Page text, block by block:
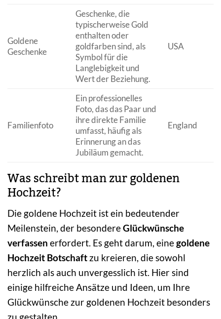
Goldene
Geschenke
Geschenke, die
typischerweise Gold
enthalten oder
goldfarben sind, als
Symbol für die
Langlebigkeit und
Wert der Beziehung.
USA
Familienfoto
Ein professionelles
Foto, das das Paar und
ihre direkte Familie
umfasst, häufig als
Erinnerung an das
Jubiläum gemacht.
England
Was schreibt man zur goldenen
Hochzeit?
Die goldene Hochzeit ist ein bedeutender
Meilenstein, der besondereGlückwünsche
verfassen erfordert. Es geht darum, einegoldene
Hochzeit Botschaft zu kreieren, die sowohl
herzlich als auch unvergesslich ist. Hier sind
einige hilfreiche Ansätze und Ideen, um Ihre
Glückwünsche zur goldenen Hochzeit besonders